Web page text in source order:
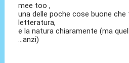
mee too ,
una delle poche cose buone che
letteratura,
e la natura chiaramente (ma
...anzi)